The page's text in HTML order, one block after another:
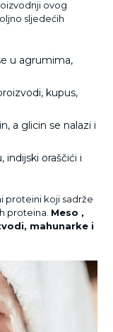
ovog
sljedećih
u agrumima,
kupus,
a glicin se nalazi i
indijski oraščići i
proteini koji sadrže
proteina. Meso ,
mahunarke i